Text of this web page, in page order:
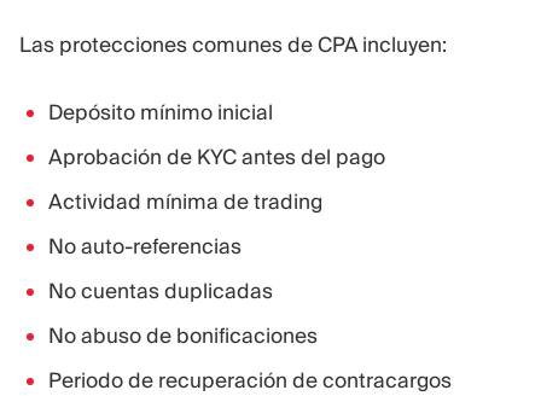
Las protecciones comunes de CPA incluyen:
Depósito mínimo inicial
Aprobación de KYC antes del pago
Actividad mínima de trading
No auto-referencias
No cuentas duplicadas
No abuso de bonificaciones
Periodo de recuperación de contracargos